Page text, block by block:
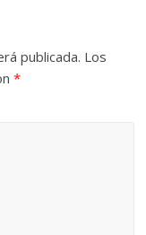
publicada. Los
*